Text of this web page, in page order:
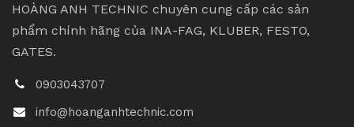
HOÀNG ANH TECHNIC chuyên cung cấp các sản
phẩm chính hãng của INA-FAG, KLUBER, FESTO,
GATES.
0903043707
info@hoanganhtechnic.com